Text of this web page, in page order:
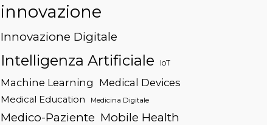
innovazione
Innovazione Digitale
Intelligenza Artificiale IoT
Machine Learning Medical Devices
Medical Education Medicina Digitale
Medico-Paziente Mobile Health